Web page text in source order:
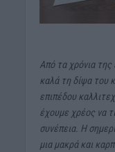
Από τα χρόνια
καλά τη δίψα του
επιπέδου
έχουμε χρέος να
συνέπεια. Η
μια μακρά και